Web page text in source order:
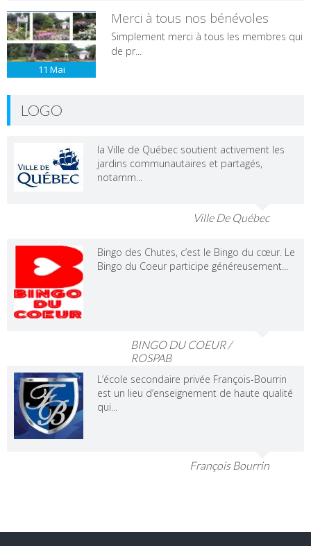
11 Mai
Merci à tous nos bénévoles
Simplement merci à tous les membres qui
de pr...
LOGO
la Ville de Québec soutient activement les
jardins communautaires et partagés,
notamm...
Ville De Québec
Bingo des Chutes, c’est le Bingo du cœur. Le
Bingo du Coeur participe généreusement...
BINGO DU COEUR /
ROSPAB
L’école secondaire privée François-Bourrin
est un lieu d’enseignement de haute qualité
qui...
François Bourrin